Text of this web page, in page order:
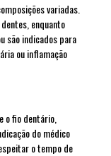
variadas.
enquanto
são indicados para
ou inflamação
o fio dentário,
do médico
o tempo de